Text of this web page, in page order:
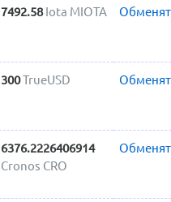
7492.58 Iota MIOTA
300TrueUSD
6376.2226406914
Cronos CRO